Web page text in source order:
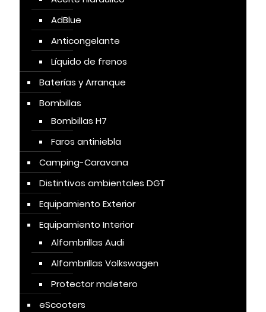
AdBlue
Anticongelante
Líquido de frenos
Baterías y Arranque
Bombillas
Bombillas H7
Faros antiniebla
Camping-Caravana
Distintivos ambientales DGT
Equipamiento Exterior
Equipamiento Interior
Alfombrillas Audi
Alfombrillas Volkswagen
Protector maletero
eScooters